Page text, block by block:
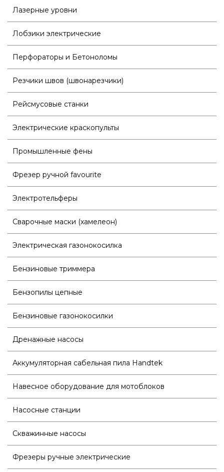
Лазерные уровни
Лобзики электрические
Перфораторы и Бетоноломы
Резчики швов (швонарезчики)
Рейсмусовые станки
Электрические краскопульты
Промышленные фены
Фрезер ручной favourite
Электротельферы
Сварочные маски (хамелеон)
Электрическая газонокосилка
Бензиновые триммера
Бензопилы цепные
Бензиновые газонокосилки
Дренажные насосы
Аккумуляторная сабельная пила Handtek
Навесное оборудование для мотоблоков
Насосные станции
Скважинные насосы
Фрезеры ручные электрические